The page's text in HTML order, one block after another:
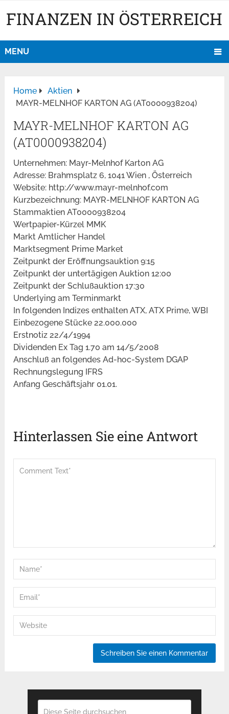
FINANZEN IN ÖSTERREICH
MENU
Home
Aktien
MAYR-MELNHOF KARTON AG (AT0000938204)
MAYR-MELNHOF KARTON AG
(AT0000938204)
Unternehmen: Mayr-Melnhof Karton AG
Adresse: Brahmsplatz 6, 1041 Wien , Österreich
Website: http://www.mayr-melnhof.com
Kurzbezeichnung: MAYR-MELNHOF KARTON AG
Stammaktien AT0000938204
Wertpapier-Kürzel MMK
Markt Amtlicher Handel
Marktsegment Prime Market
Zeitpunkt der Eröffnungsauktion 9:15
Zeitpunkt der untertägigen Auktion 12:00
Zeitpunkt der Schlußauktion 17:30
Underlying am Terminmarkt
In folgenden Indizes enthalten ATX, ATX Prime, WBI
Einbezogene Stücke 22.000.000
Erstnotiz 22/4/1994
Dividenden Ex Tag 1.70 am 14/5/2008
Anschluß an folgendes Ad-hoc-System DGAP
Rechnungslegung IFRS
Anfang Geschäftsjahr 01.01.
Hinterlassen Sie eine Antwort